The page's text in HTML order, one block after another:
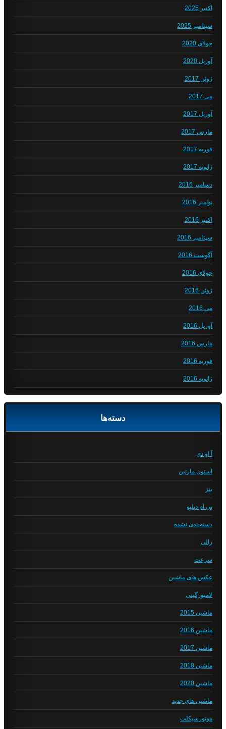
اکتبر 2025
سپتامبر 2025
جولای 2020
آوریل 2020
ژوئن 2017
می 2017
آوریل 2017
مارس 2017
فوریه 2017
ژانویه 2017
دسامبر 2016
نوامبر 2016
اکتبر 2016
سپتامبر 2016
آگوست 2016
جولای 2016
ژوئن 2016
می 2016
آوریل 2016
مارس 2016
فوریه 2016
ژانویه 2016
دسته‌ها
آ او دی
استون مارتین
بنز
بی ام دبلیو
دسته‌بندی نشده
رالی
سرعت
عکس های ماشین
لامبورگینی
ماشین 2015
ماشین 2016
ماشین 2017
ماشین 2018
ماشین 2020
ماشین های جدید
موتورسیکلت